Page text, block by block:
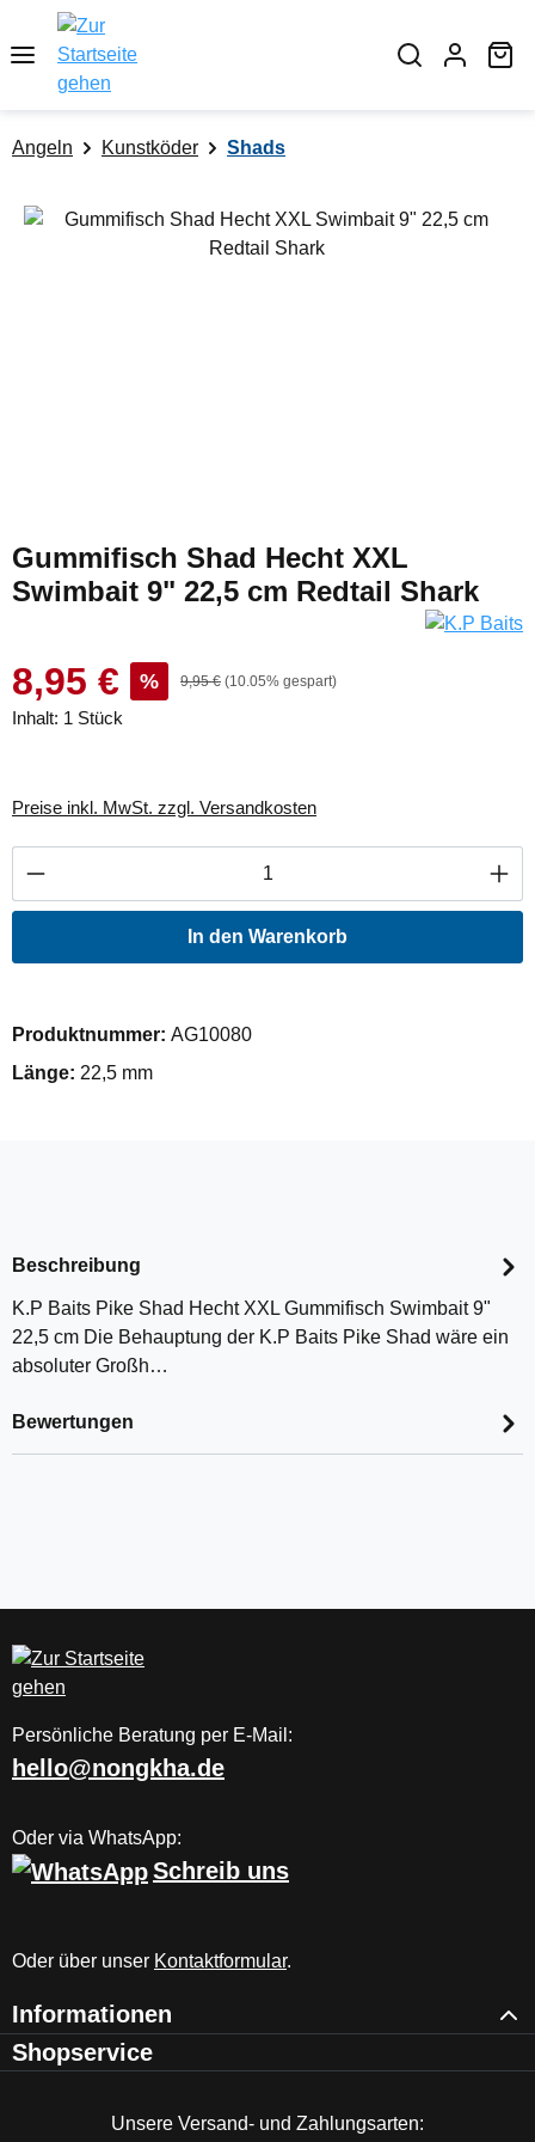
springen
Angeln Kunstköder Shads
Bildergalerie überspringen
Gummifisch Shad Hecht XXL
Swimbait 9" 22,5 cm Redtail Shark
8,95 € % 9,95 € (10.05% gespart)
Inhalt: 1 Stück
Preise inkl. MwSt. zzgl. Versandkosten
Produkt Anzahl: Gib den gewünschten
In den Warenkorb
Produktnummer: AG10080
Länge: 22,5 mm
Beschreibung
K.P Baits Pike Shad Hecht XXL Gummifisch Swimbait 9"
22,5 cm Die Behauptung der K.P Baits Pike Shad wäre ein
absoluter Großh…
Bewertungen
Persönliche Beratung per E-Mail:
hello@nongkha.de
Oder via WhatsApp:
Schreib uns
Oder über unser Kontaktformular.
Informationen
Shopservice
Unsere Versand- und Zahlungsarten: